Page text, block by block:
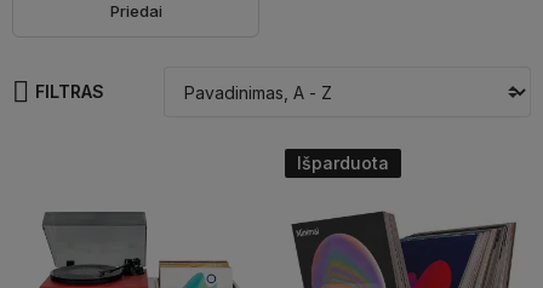
Priedai
FILTRAS
Išparduota